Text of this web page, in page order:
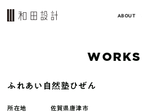
ABOUT
WORKS
ふれあい自然塾ひぜん
所在地
佐賀県唐津市